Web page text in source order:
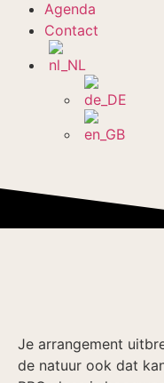
Agenda
Contact
Je arrangement
de natuur ook dat